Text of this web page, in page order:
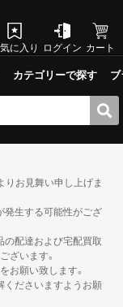
に入り ログイン カート
カテゴリーで探す
お見舞い申し上げま
発生する可能性がござ
の配達および宅配買取
ざいます。
願い致します。
くださいますようお願